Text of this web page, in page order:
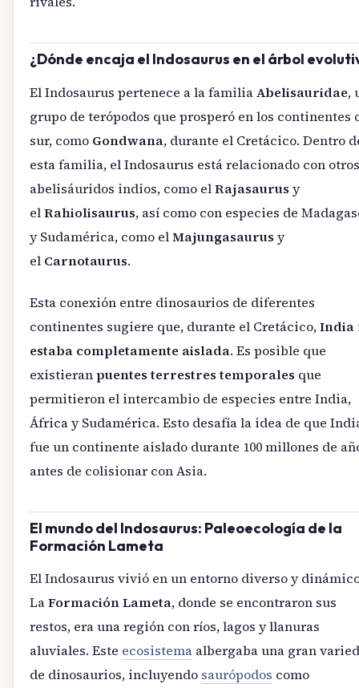
¿Dónde encaja el Indosaurus en el árbol
El Indosaurus pertenece a la familiaAbelisauridae,
grupo de terópodos que prosperó en los continentes
sur, como Gondwana, durante el Cretácico. Dentro
esta familia, el Indosaurus está relacionado con otros
abelisáuridos indios, como elRajasaurus y
elRahiolisaurus, así como con especies de
y Sudamérica, como elMajungasaurus y
el Carnotaurus.
Esta conexión entre dinosaurios de diferentes
continentes sugiere que, durante el Cretácico,India
estaba completamente aislada. Es posible que
existieran puentes terrestres temporales que
permitieron el intercambio de especies entre India,
África y Sudamérica. Esto desafía la idea de que
fue un continente aislado durante 100 millones de
antes de colisionar con Asia.
El mundo del Indosaurus: Paleoecología de la
Formación Lameta
El Indosaurus vivió en un entorno diverso y
LaFormación Lameta, donde se encontraron sus
restos, era una región con ríos, lagos y llanuras
aluviales. Este ecosistema albergaba una gran
de dinosaurios, incluyendo saurópodos como